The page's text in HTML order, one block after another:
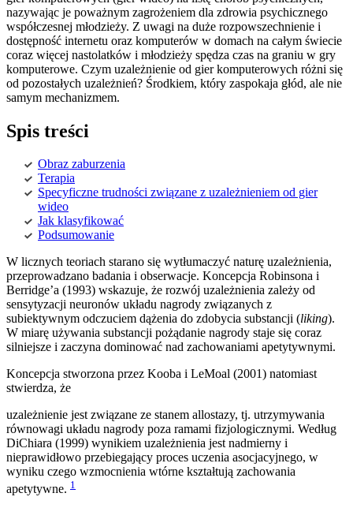
nazywając je poważnym zagrożeniem dla zdrowia psychicznego
współczesnej młodzieży. Z uwagi na duże rozpowszechnienie i
dostępność internetu oraz komputerów w domach na całym świecie
coraz więcej nastolatków i młodzieży spędza czas na graniu w gry
komputerowe. Czym uzależnienie od gier komputerowych różni się
od pozostałych uzależnień? Środkiem, który zaspokaja głód, ale nie
samym mechanizmem.
Spis treści
Obraz zaburzenia
Terapia
Specyficzne trudności związane z uzależnieniem od gier
wideo
Jak klasyfikować
Podsumowanie
W licznych teoriach starano się wytłumaczyć naturę uzależnienia,
przeprowadzano badania i obserwacje. Koncepcja Robinsona i
Berridge’a (1993) wskazuje, że rozwój uzależnienia zależy od
sensytyzacji neuronów układu nagrody związanych z
subiektywnym odczuciem dążenia do zdobycia substancji (liking).
W miarę używania substancji pożądanie nagrody staje się coraz
silniejsze i zaczyna dominować nad zachowaniami apetytywnymi.
Koncepcja stworzona przez Kooba i LeMoal (2001) natomiast
stwierdza, że
uzależnienie jest związane ze stanem allostazy, tj. utrzymywania
równowagi układu nagrody poza ramami fizjologicznymi. Według
DiChiara (1999) wynikiem uzależnienia jest nadmierny i
nieprawidłowo przebiegający proces uczenia asocjacyjnego, w
wyniku czego wzmocnienia wtórne kształtują zachowania
apetytywne. 1